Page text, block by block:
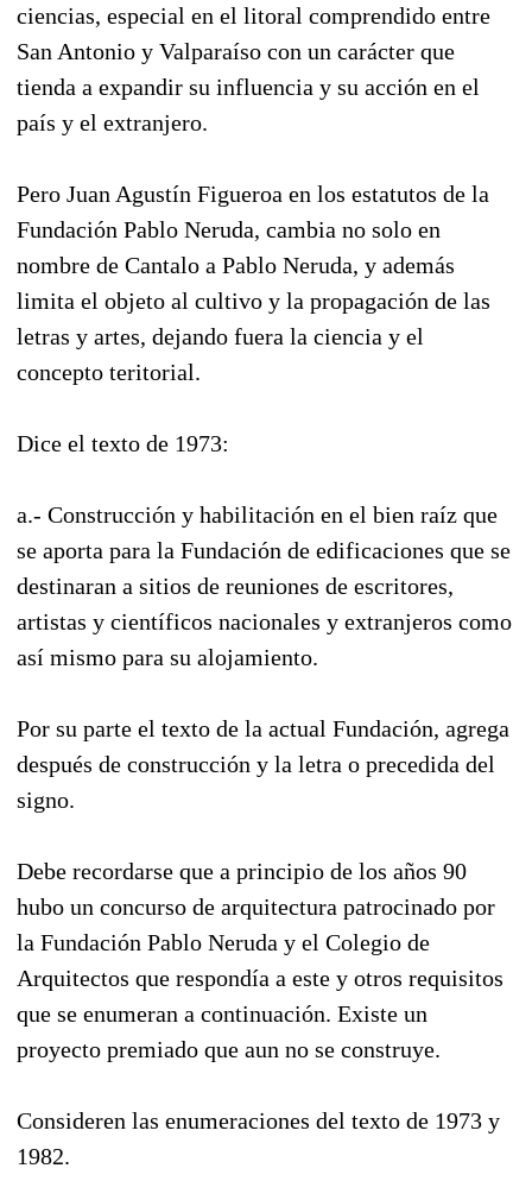
ciencias, especial en el litoral comprendido entre
San Antonio y Valparaíso con un carácter que
tienda a expandir su influencia y su acción en el
país y el extranjero.
Pero Juan Agustín Figueroa en los estatutos de la
Fundación Pablo Neruda, cambia no solo en
nombre de Cantalo a Pablo Neruda, y además
limita el objeto al cultivo y la propagación de las
letras y artes, dejando fuera la ciencia y el
concepto teritorial.
Dice el texto de 1973:
a.- Construcción y habilitación en el bien raíz que
se aporta para la Fundación de edificaciones que se
destinaran a sitios de reuniones de escritores,
artistas y científicos nacionales y extranjeros como
así mismo para su alojamiento.
Por su parte el texto de la actual Fundación, agrega
después de construcción y la letra o precedida del
signo.
Debe recordarse que a principio de los años 90
hubo un concurso de arquitectura patrocinado por
la Fundación Pablo Neruda y el Colegio de
Arquitectos que respondía a este y otros requisitos
que se enumeran a continuación. Existe un
proyecto premiado que aun no se construye.
Consideren las enumeraciones del texto de 1973 y
1982.